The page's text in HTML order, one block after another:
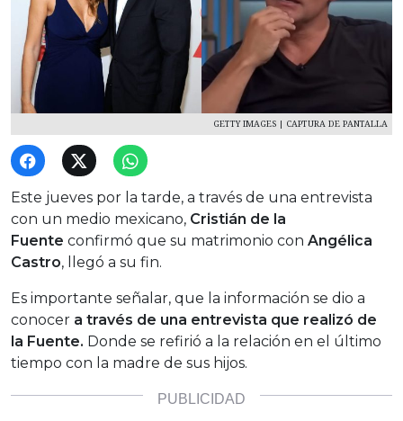
GETTY IMAGES | CAPTURA DE PANTALLA
Este jueves por la tarde, a través de una entrevista
con un medio mexicano, Cristián de la
Fuente confirmó que su matrimonio con Angélica
Castro, llegó a su fin.
Es importante señalar, que la información se dio a
conocer a través de una entrevista que realizó de
la Fuente. Donde se refirió a la relación en el último
tiempo con la madre de sus hijos.